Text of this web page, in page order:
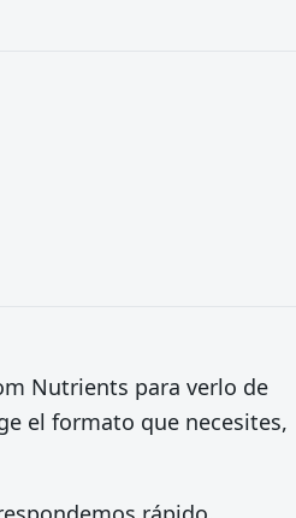
Nutrients para verlo de
el formato que necesites,